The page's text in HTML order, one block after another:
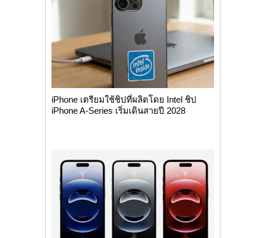
iPhone เตรียมใช้ชิปที่ผลิตโดย Intel ชิป
iPhone A-Series เริ่มเดินสายปี 2028